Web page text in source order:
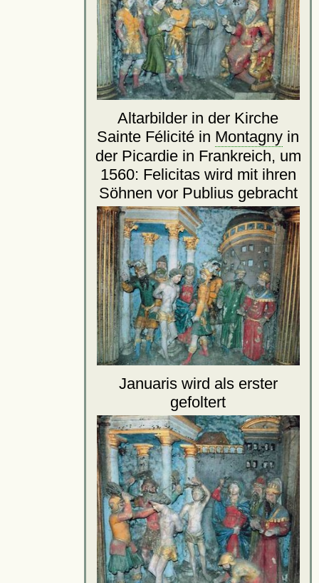
Altarbilder in der Kirche
Sainte Félicité in Montagny in
der Picardie in Frankreich, um
1560: Felicitas wird mit ihren
Söhnen vor Publius gebracht
Januaris wird als erster
gefoltert